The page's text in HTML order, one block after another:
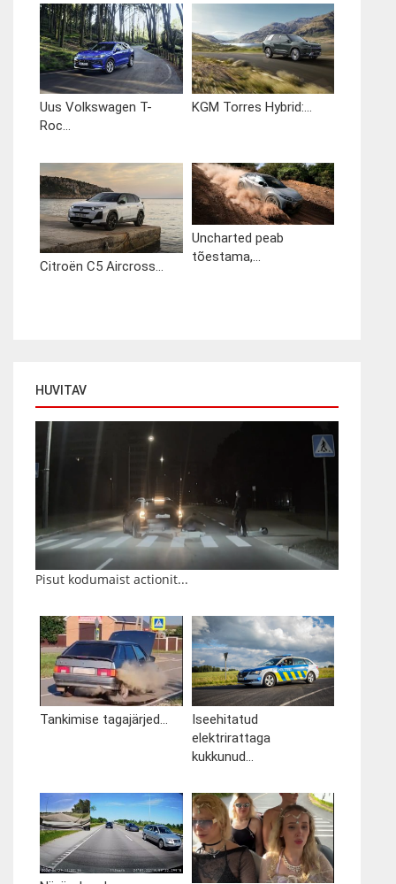
Uus Volkswagen T-
Roc...
KGM Torres Hybrid:...
Citroën C5 Aircross...
Uncharted peab
tõestama,...
HUVITAV
Pisut kodumaist actionit...
Tankimise tagajärjed...
Iseehitatud
elektrirattaga
kukkunud...